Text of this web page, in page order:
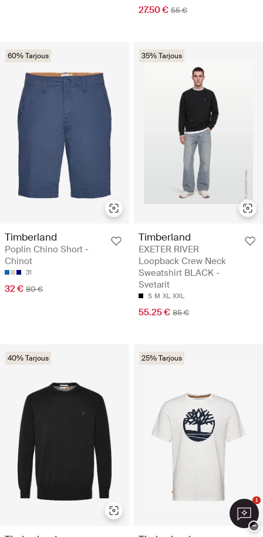
27.50 € 55 €
60% Tarjous
Timberland
Poplin Chino Short -
Chinot
31
32 € 80 €
35% Tarjous
Timberland
EXETER RIVER
Loopback Crew Neck
Sweatshirt BLACK -
Svetarit
S M XL XXL
55.25 € 85 €
40% Tarjous 25% Tarjous
1
−